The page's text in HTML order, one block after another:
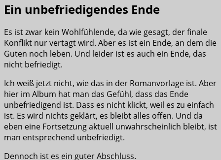
Ein unbefriedigendes Ende
Es ist zwar kein Wohlfühlende, da wie gesagt, der finale
Konflikt nur vertagt wird. Aber es ist ein Ende, an dem die
Guten noch leben. Und leider ist es auch ein Ende, das
nicht befriedigt.
Ich weiß jetzt nicht, wie das in der Romanvorlage ist. Aber
hier im Album hat man das Gefühl, dass das Ende
unbefriedigend ist. Dass es nicht klickt, weil es zu einfach
ist. Es wird nichts geklärt, es bleibt alles offen. Und da
eben eine Fortsetzung aktuell unwahrscheinlich bleibt, ist
man entsprechend unbefriedigt.
Dennoch ist es ein guter Abschluss.